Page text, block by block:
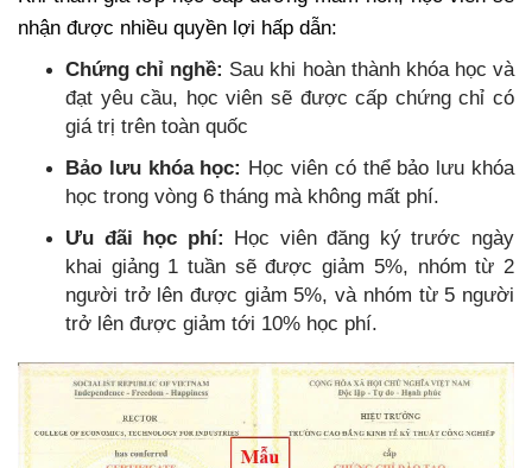
nhận được nhiều quyền lợi hấp dẫn:
Chứng chỉ nghề: Sau khi hoàn thành khóa học và
đạt yêu cầu, học viên sẽ được cấp chứng chỉ có
giá trị trên toàn quốc
Bảo lưu khóa học: Học viên có thể bảo lưu khóa
học trong vòng 6 tháng mà không mất phí.
Ưu đãi học phí: Học viên đăng ký trước ngày
khai giảng 1 tuần sẽ được giảm 5%, nhóm từ 2
người trở lên được giảm 5%, và nhóm từ 5 người
trở lên được giảm tới 10% học phí.